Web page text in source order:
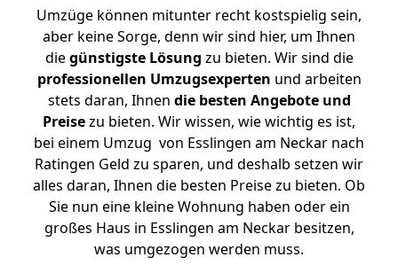
Umzüge können mitunter recht kostspielig sein,
aber keine Sorge, denn wir sind hier, um Ihnen
diegünstigste Lösung zu bieten. Wir sind die
professionellen Umzugsexperten und arbeiten
stets daran, Ihnen die besten Angebote und
Preisezu bieten. Wir wissen, wie wichtig es ist,
bei einem Umzug von Esslingen am Neckar nach
Ratingen Geld zu sparen, und deshalb setzen wir
alles daran, Ihnen die besten Preise zu bieten. Ob
Sie nun eine kleine Wohnung haben oder ein
großes Haus in Esslingen am Neckar besitzen,
was umgezogen werden muss.